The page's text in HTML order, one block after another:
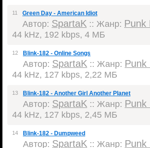
11 Green Day - American Idiot
Автор: SpartaK :: Жанр: Punk
44 kHz, 192 kbps, 4 МБ
12 Blink-182 - Online Songs
Автор: SpartaK :: Жанр: Punk
44 kHz, 127 kbps, 2,22 МБ
13 Blink-182 - Another Girl Another Planet
Автор: SpartaK :: Жанр: Punk
44 kHz, 127 kbps, 2,45 МБ
14 Blink-182 - Dumpweed
Автор: SpartaK :: Жанр: Punk